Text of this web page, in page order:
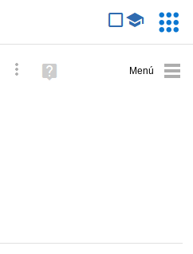
Búsqueda avanzada
Ayuda
(en